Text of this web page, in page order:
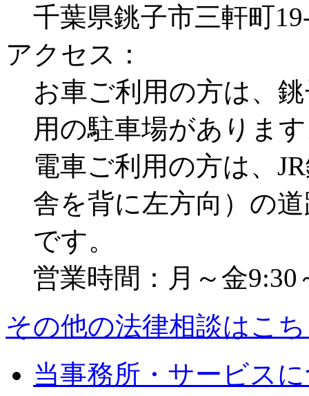
千葉県銚子市三軒町
アクセス：
お車ご利用の方は、
用の駐車場がありま
電車ご利用の方は、
舎を背に左方向）の
です。
営業時間：月～金9:30
その他の法律相談はこ
当事務所・サービス